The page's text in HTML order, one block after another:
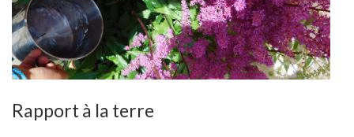
Rapport à la terre